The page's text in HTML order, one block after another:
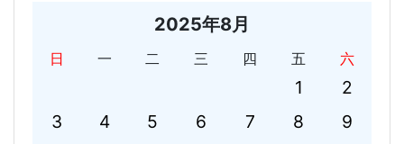
2025年8月
日 一 二 三 四 五 六
1
2
3
4 5 6 7 8
9